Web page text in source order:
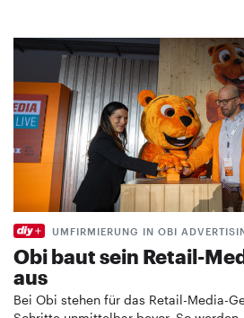
UMFIRMIERUNG IN OBI
Obi baut sein Retail-
aus
Bei Obi stehen für das Retail-Media-